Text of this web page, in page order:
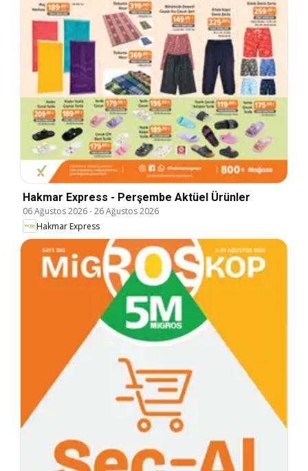
Hakmar Express - Perşembe Aktüel Ürünler
06 Ağustos 2026-26 Ağustos 2026
Hakmar Express